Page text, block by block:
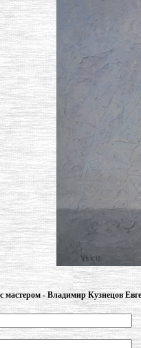
мастером - Владимир Кузнецов